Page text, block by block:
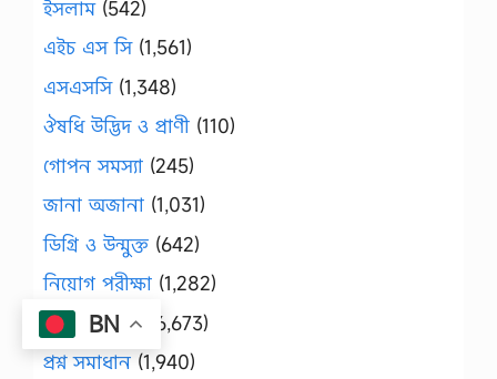
ইসলাম(542)
এইচ এস সি(1,561)
এসএসসি(1,348)
ঔষধি উদ্ভিদ ও প্রাণী (110)
গোপন সমস্যা (245)
জানা অজানা (1,031)
ডিগ্রি ও উন্মুক্ত (642)
নিয়োগ পরীক্ষা (1,282)
পরীক্ষা প্রস্তুতি (6,673)
প্রশ্ন সমাধান (1,940)
BN